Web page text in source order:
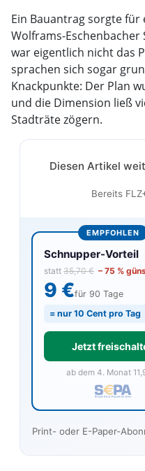
Ein Bauantrag sorgte für
Wolframs-
war eigentlich nicht das
sprachen sich sogar
Knackpunkte: Der Plan
und die Dimension ließ
Stadträte zögern.
Diesen Artikel
Bereits
EMPFOHLEN
Schnupper-Vorteil
statt 35,70 € – 75 %
9 €für 90 Tage
= nur 10 Cent pro Tag
Jetzt
ab dem 4. Monat
Print- oder E-Paper-